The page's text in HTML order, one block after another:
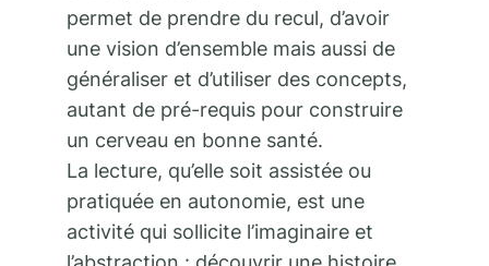
permet de prendre du recul, d’avoir
une vision d’ensemble mais aussi de
généraliser et d’utiliser des concepts,
autant de pré-requis pour construire
un cerveau en bonne santé.
La lecture, qu’elle soit assistée ou
pratiquée en autonomie, est une
activité qui sollicite l’imaginaire et